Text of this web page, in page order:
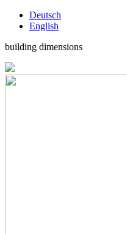
Deutsch
English
building dimensions